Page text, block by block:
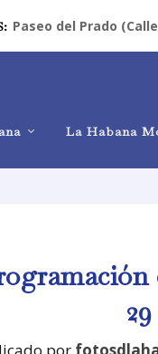
Paseo del Prado
La Habana